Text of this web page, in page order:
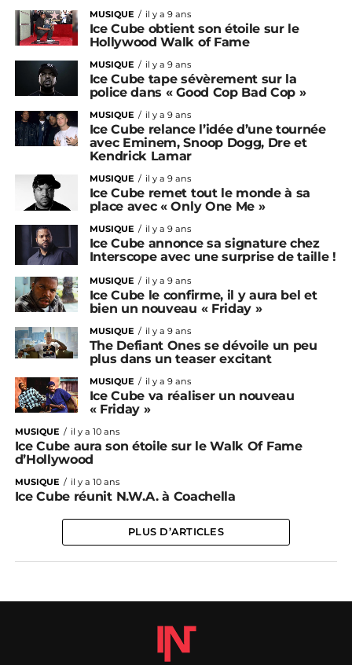
MUSIQUE il y a 9 ans
Ice Cube obtient son étoile sur le
Hollywood Walk of Fame
MUSIQUE il y a 9 ans
Ice Cube tape sévèrement sur la
police dans « Good Cop Bad Cop »
MUSIQUE il y a 9 ans
Ice Cube relance l’idée d’une tournée
avec Eminem, Snoop Dogg, Dre et
Kendrick Lamar
MUSIQUE il y a 9 ans
Ice Cube remet tout le monde à sa
place avec « Only One Me »
MUSIQUE il y a 9 ans
Ice Cube annonce sa signature chez
Interscope avec une surprise de taille !
MUSIQUE il y a 9 ans
Ice Cube le confirme, il y aura bel et
bien un nouveau « Friday »
MUSIQUE il y a 9 ans
The Defiant Ones se dévoile un peu
plus dans un teaser excitant
MUSIQUE il y a 9 ans
Ice Cube va réaliser un nouveau
« Friday »
MUSIQUE il y a 10 ans
Ice Cube aura son étoile sur le Walk Of Fame
d’Hollywood
MUSIQUE il y a 10 ans
Ice Cube réunit N.W.A. à Coachella
PLUS D’ARTICLES